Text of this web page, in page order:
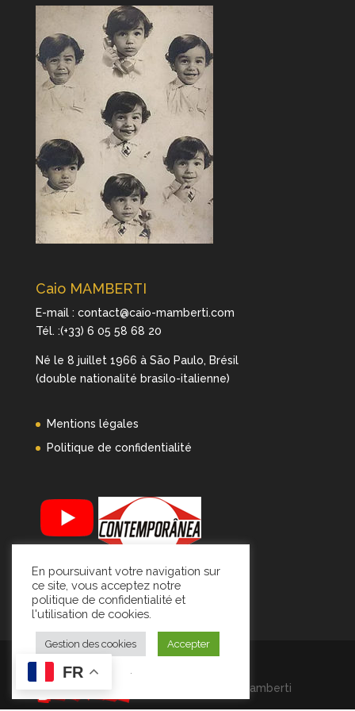
Caio MAMBERTI
E-mail : contact@caio-mamberti.com
Tél. :(+33) 6 05 58 68 20
Né le 8 juillet 1966 à São Paulo, Brésil
(double nationalité brasilo-italienne)
Mentions légales
Politique de confidentialité
© 2026 Caio Mamberti
En poursuivant votre navigation sur
ce site, vous acceptez notre
politique de confidentialité et
l'utilisation de cookies.
Gestion des cookies Accepter
.
FR